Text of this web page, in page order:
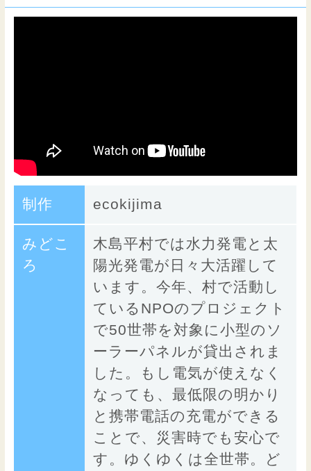
制作 ecokijima
みどこ
ろ
木島平村では水力発電と太
陽光発電が日々大活躍して
います。今年、村で活動し
ているNPOのプロジェクト
で50世帯を対象に小型のソ
ーラーパネルが貸出されま
した。もし電気が使えなく
なっても、最低限の明かり
と携帯電話の充電ができる
ことで、災害時でも安心で
す。ゆくゆくは全世帯。ど